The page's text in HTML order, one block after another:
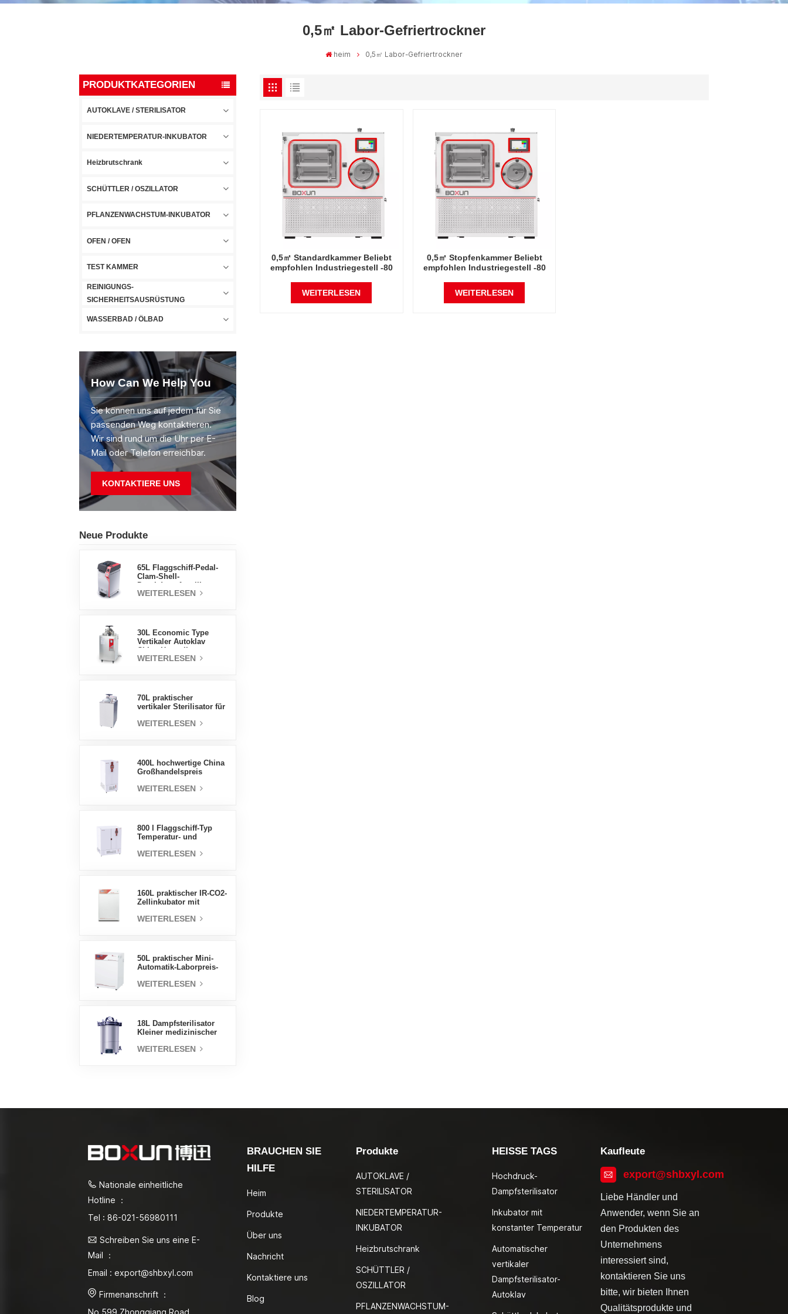
0,5㎡ Labor-Gefriertrockner
heim 0,5㎡ Labor-Gefriertrockner
PRODUKTKATEGORIEN
AUTOKLAVE / STERILISATOR
NIEDERTEMPERATUR-INKUBATOR
Heizbrutschrank
SCHÜTTLER / OSZILLATOR
PFLANZENWACHSTUM-INKUBATOR
OFEN / OFEN
TEST KAMMER
REINIGUNGS-
SICHERHEITSAUSRÜSTUNG
WASSERBAD / ÖLBAD
How Can We Help You
Sie können uns auf jedem für Sie
passenden Weg kontaktieren.
Wir sind rund um die Uhr per E-
Mail oder Telefon erreichbar.
KONTAKTIERE UNS
Neue Produkte
65L Flaggschiff-Pedal-
Clam-Shell-
Fabrik
WEITERLESEN
30L Economic Type
Vertikaler Autoklav
Druckdampfsterilisator
WEITERLESEN
70L praktischer
vertikaler Sterilisator für
Design,
WEITERLESEN
400L hochwertige China
Großhandelspreis
Luftfeuchtigkeit stabile
WEITERLESEN
800 l Flaggschiff-Typ
Temperatur- und
Inkubatorkammer,
WEITERLESEN
160L praktischer IR-CO2-
Zellinkubator mit
professionelle Fabrik-
WEITERLESEN
50L praktischer Mini-
Automatik-Laborpreis-
WEITERLESEN
18L Dampfsterilisator
Kleiner medizinischer
Autoklav
WEITERLESEN
0,5㎡ Standardkammer Beliebt
empfohlen Industriegestell -80
Gefriertrocknerfabrik in China
WEITERLESEN
0,5㎡ Stopfenkammer Beliebt
empfohlen Industriegestell -80
Gefriertrocknerfabrik in China
WEITERLESEN
Nationale einheitliche
Hotline ：
Tel : 86-021-56980111
Schreiben Sie uns eine E-
Mail ：
Email : export@shbxyl.com
Firmenanschrift ：
BRAUCHEN SIE
HILFE
Heim
Produkte
Über uns
Nachricht
Kontaktiere uns
Blog
Produkte
AUTOKLAVE /
STERILISATOR
NIEDERTEMPERATUR-
INKUBATOR
Heizbrutschrank
SCHÜTTLER /
OSZILLATOR
PFLANZENWACHSTUM-
HEISSE TAGS
Hochdruck-
Dampfsterilisator
Inkubator mit
konstanter Temperatur
Automatischer
vertikaler
Dampfsterilisator-
Autoklav
Kaufleute
export@shbxyl.com
Liebe Händler und
Anwender, wenn Sie an
den Produkten des
Unternehmens
interessiert sind,
kontaktieren Sie uns
bitte, wir bieten Ihnen
Qualitätsprodukte und